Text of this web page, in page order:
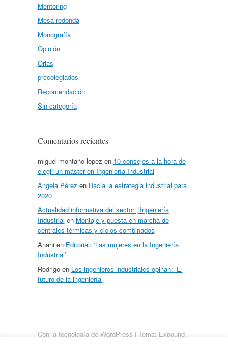
Mentoring
Mesa redonda
Monografía
Opinión
Orlas
precolegiados
Recomendación
Sin categoría
Comentarios recientes
miguel montaño lopez en 10 consejos a la hora de
elegir un máster en Ingeniería Industrial
Angela Pérez en Hacia la estrategia industrial para
2020
Actualidad informativa del sector | Ingeniería
Industrial en Montaje y puesta en marcha de
centrales térmicas y ciclos combinados
Anahi en Editorial: ‘Las mujeres en la Ingeniería
Industrial’
Rodrigoen Los ingenieros industriales opinan: ‘El
futuro de la ingeniería’
Con la tecnología de WordPress | Tema: Expound